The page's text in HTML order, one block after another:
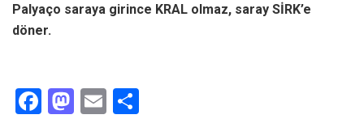
Palyaço saraya girince KRAL olmaz, saray SİRK’e
döner.
F
M E